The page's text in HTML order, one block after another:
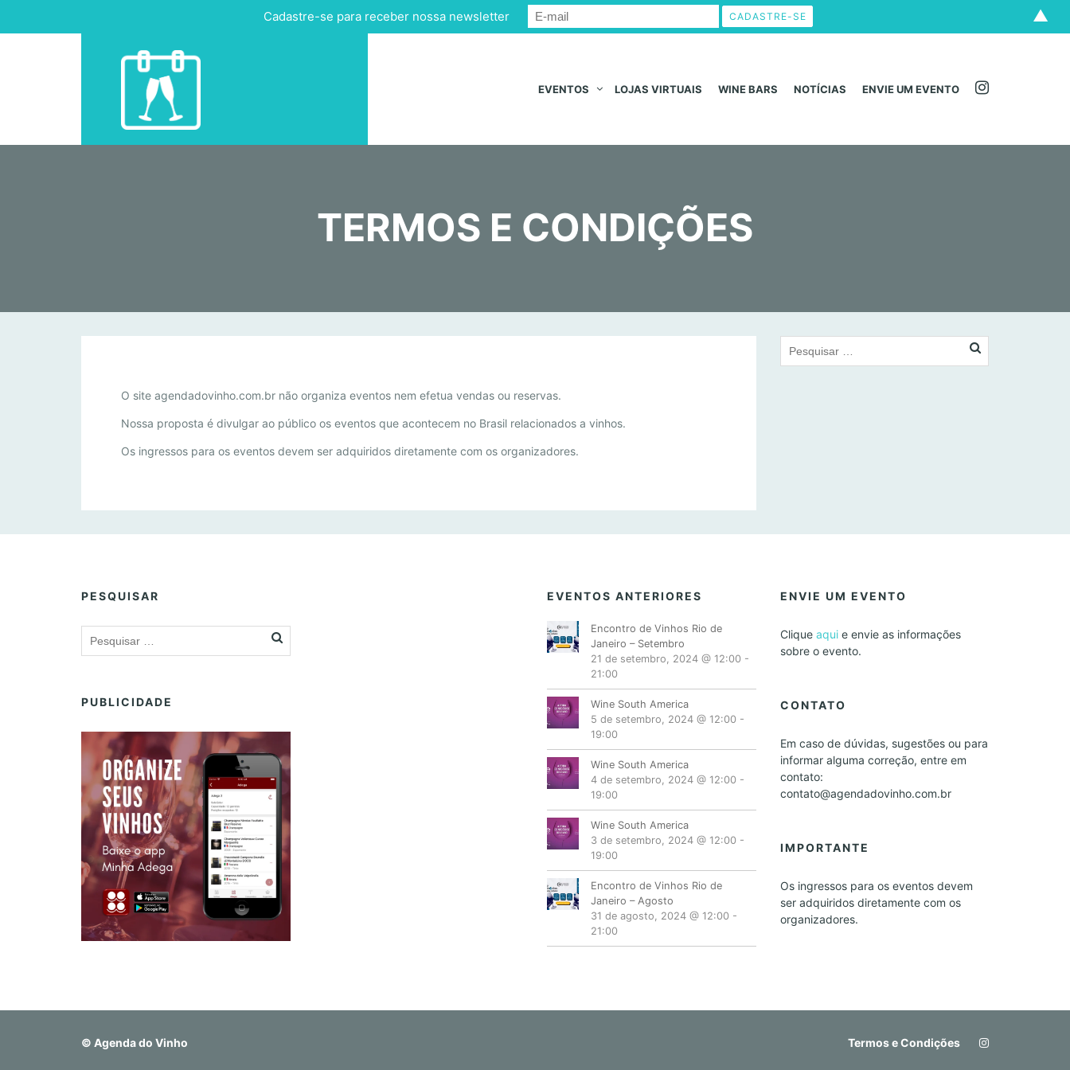
EVENTOS LOJAS VIRTUAIS WINE BARS NOTÍCIAS ENVIE UM EVENTO
TERMOS E CONDIÇÕES
T
E
R
M
E
I
Õ
E
O site agendadovinho.com.br não organiza eventos nem efetua vendas ou reservas.
Nossa proposta é divulgar ao público os eventos que acontecem no Brasil relacionados a vinhos.
Os ingressos para os eventos devem ser adquiridos diretamente com os organizadores.
PESQUISAR
PUBLICIDADE
EVENTOS ANTERIORES
Encontro de Vinhos Rio de
Janeiro – Setembro
21 de setembro, 2024 @ 12:00 -
21:00
Wine South America
5 de setembro, 2024 @ 12:00 -
19:00
Wine South America
4 de setembro, 2024 @ 12:00 -
19:00
Wine South America
3 de setembro, 2024 @ 12:00 -
19:00
Encontro de Vinhos Rio de
Janeiro – Agosto
31 de agosto, 2024 @ 12:00 -
21:00
ENVIE UM EVENTO
Clique aquie envie as informações
sobre o evento.
CONTATO
Em caso de dúvidas, sugestões ou para
informar alguma correção, entre em
contato:
contato@agendadovinho.com.br
IMPORTANTE
Os ingressos para os eventos devem
ser adquiridos diretamente com os
organizadores.
© Agenda do Vinho Termos e Condições
Cadastre-se para receber nossa newsletter ▲